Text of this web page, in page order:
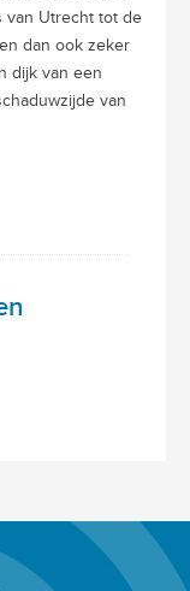
van Utrecht tot de
dan ook zeker
dijk van een
van